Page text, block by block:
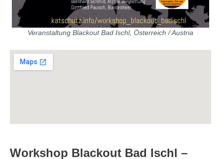
Veranstaltung Blackout Bad Ischl, Österreich / Austria
Workshop Blackout Bad Ischl –